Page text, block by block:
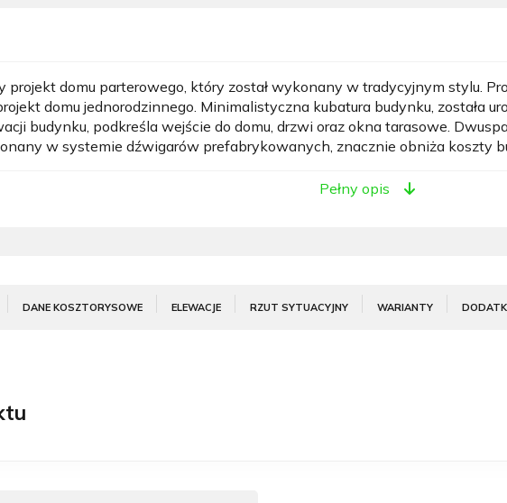
projekt domu parterowego, który został wykonany w tradycyjnym stylu.
domu jednorodzinnego. Minimalistyczna kubatura budynku, została
budynku, podkreśla wejście do domu, drzwi oraz okna tarasowe.
w systemie dźwigarów prefabrykowanych, znacznie obniża koszty
Pełny opis
DANE KOSZTORYSOWE ELEWACJE RZUT SYTUACYJNY WARIANTY